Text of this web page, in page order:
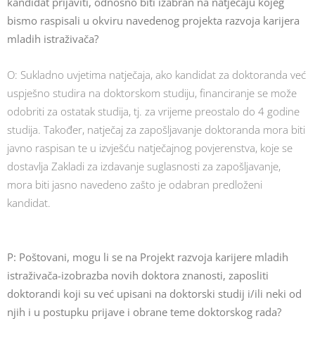
bismo raspisali u okviru navedenog projekta razvoja karijera
mladih istraživača?
O: Sukladno uvjetima natječaja, ako kandidat za doktoranda već
uspješno studira na doktorskom studiju, financiranje se može
odobriti za ostatak studija, tj. za vrijeme preostalo do 4 godine
studija. Također, natječaj za zapošljavanje doktoranda mora biti
javno raspisan te u izvješću natječajnog povjerenstva, koje se
dostavlja Zakladi za izdavanje suglasnosti za zapošljavanje,
mora biti jasno navedeno zašto je odabran predloženi
kandidat.
P: Poštovani, mogu li se na Projekt razvoja karijere mladih
istraživača-izobrazba novih doktora znanosti, zaposliti
doktorandi koji su već upisani na doktorski studij i/ili neki od
njih i u postupku prijave i obrane teme doktorskog rada?